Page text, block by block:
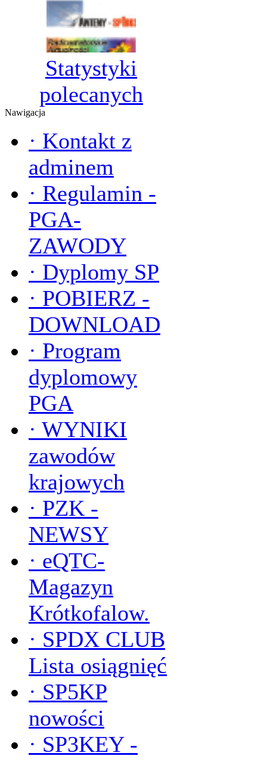
Statystyki
polecanych
Nawigacja
· Kontakt z
adminem
· Regulamin -
PGA-
ZAWODY
· Dyplomy SP
· POBIERZ -
DOWNLOAD
· Program
dyplomowy
PGA
· WYNIKI
zawodów
krajowych
· PZK -
NEWSY
· eQTC-
Magazyn
Krótkofalow.
· SPDX CLUB
Lista osiągnięć
· SP5KP
nowości
· SP3KEY -